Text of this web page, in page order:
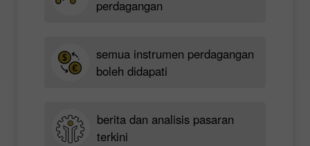
perdagangan
semua instrumen perdagangan
boleh didapati
berita dan analisis pasaran
terkini